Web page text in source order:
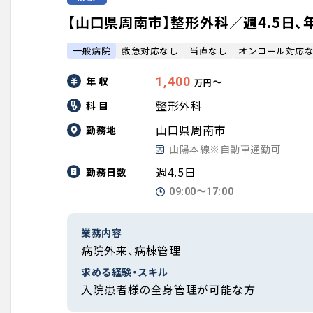
【山口県周南市】整形外科／週4.5日
一般病院 救急対応なし 当直なし オンコール対応
年 収 1,400 万円〜
科 目
整形外科
勤務地 山口県周南市
山陽本線※自動車通勤可
勤務日数
週4.5日
09:00〜17:00
業務内容
病院外来、病棟管理
求める経験・スキル
入院患者様の全身管理が可能な方